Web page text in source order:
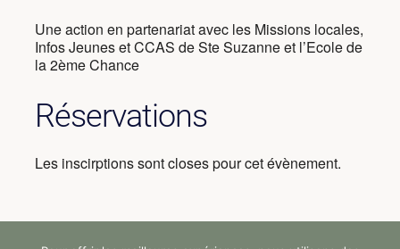
Une action en partenariat avec les Missions locales,
Infos Jeunes et CCAS de Ste Suzanne et l’Ecole de
la 2ème Chance
Réservations
Les inscirptions sont closes pour cet évènement.